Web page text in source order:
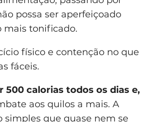
possa ser aperfeiçoado
mais tonificado.
físico e contenção no que
fáceis.
calorias todos os dias e,
aos quilos a mais. A
simples que quase nem se